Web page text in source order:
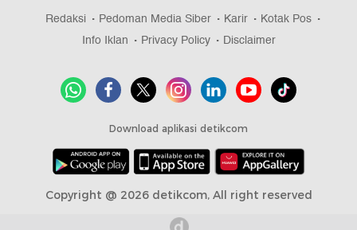
Redaksi Pedoman Media Siber Karir
Kotak Pos
Info Iklan
Privacy Policy Disclaimer
Download aplikasi detikcom
Copyright @ 2026 detikcom, All right reserved